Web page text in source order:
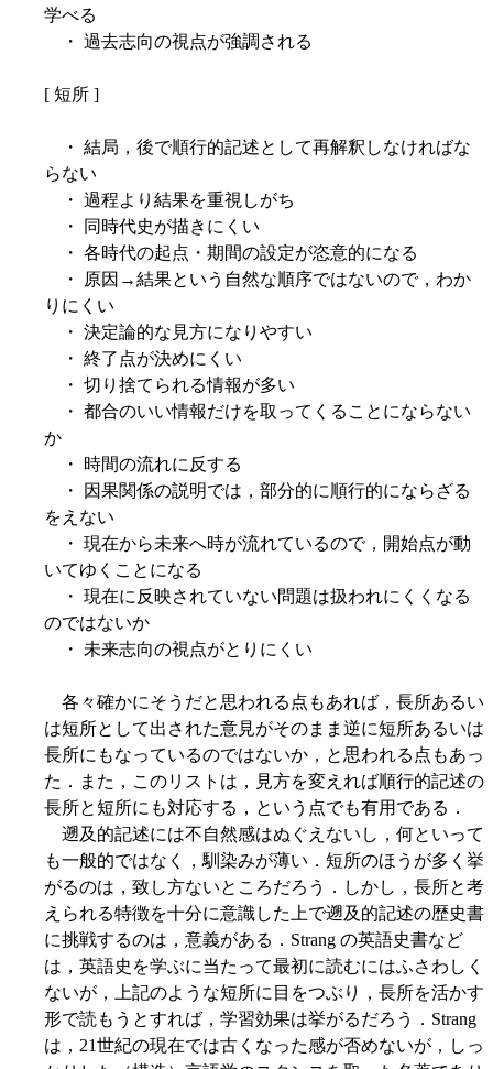
学べる
・ 過去志向の視点が強調される
[ 短所 ]
・ 結局，後で順行的記述として再解釈しなければな
らない
・ 過程より結果を重視しがち
・ 同時代史が描きにくい
・ 各時代の起点・期間の設定が恣意的になる
・ 原因→結果という自然な順序ではないので，わか
りにくい
・ 決定論的な見方になりやすい
・ 終了点が決めにくい
・ 切り捨てられる情報が多い
・ 都合のいい情報だけを取ってくることにならない
か
・ 時間の流れに反する
・ 因果関係の説明では，部分的に順行的にならざる
をえない
・ 現在から未来へ時が流れているので，開始点が動
いてゆくことになる
・ 現在に反映されていない問題は扱われにくくなる
のではないか
・ 未来志向の視点がとりにくい
各々確かにそうだと思われる点もあれば，長所あるい
は短所として出された意見がそのまま逆に短所あるいは
長所にもなっているのではないか，と思われる点もあっ
た．また，このリストは，見方を変えれば順行的記述の
長所と短所にも対応する，という点でも有用である．
遡及的記述には不自然感はぬぐえないし，何といって
も一般的ではなく，馴染みが薄い．短所のほうが多く挙
がるのは，致し方ないところだろう．しかし，長所と考
えられる特徴を十分に意識した上で遡及的記述の歴史書
に挑戦するのは，意義がある．Strang の英語史書など
は，英語史を学ぶに当たって最初に読むにはふさわしく
ないが，上記のような短所に目をつぶり，長所を活かす
形で読もうとすれば，学習効果は挙がるだろう．Strang
は，21世紀の現在では古くなった感が否めないが，しっ